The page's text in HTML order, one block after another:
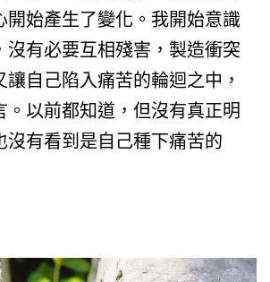
開始產生了變化。我開始意識
沒有必要互相殘害，製造衝突
讓自己陷入痛苦的輪迴之中，
。以前都知道，但沒有真正明
沒有看到是自己種下痛苦的